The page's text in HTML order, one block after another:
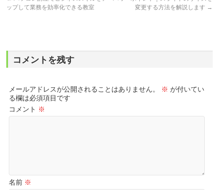
ップして業務を効率化できる教室
変更する方法を解説します →
コメントを残す
メールアドレスが公開されることはありません。 ※ が付いてい
る欄は必須項目です
コメント ※
名前 ※